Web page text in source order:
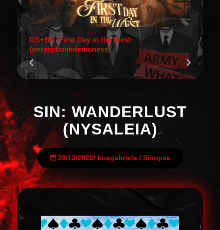
DS+BC: First Day in the West
(persephonedemoness)
SIN: WANDERLUST
(NYSALEIA)
28/12/2022/ Luagabriela/ Sinopse